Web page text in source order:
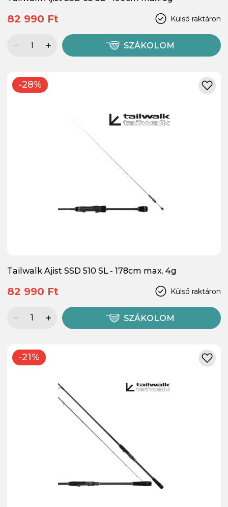
Külső raktáron
82 990 Ft
SZÁKOLOM
-28%
Tailwalk Ajist SSD 510 SL - 178cm max. 4g
Külső raktáron
82 990 Ft
SZÁKOLOM
-21%